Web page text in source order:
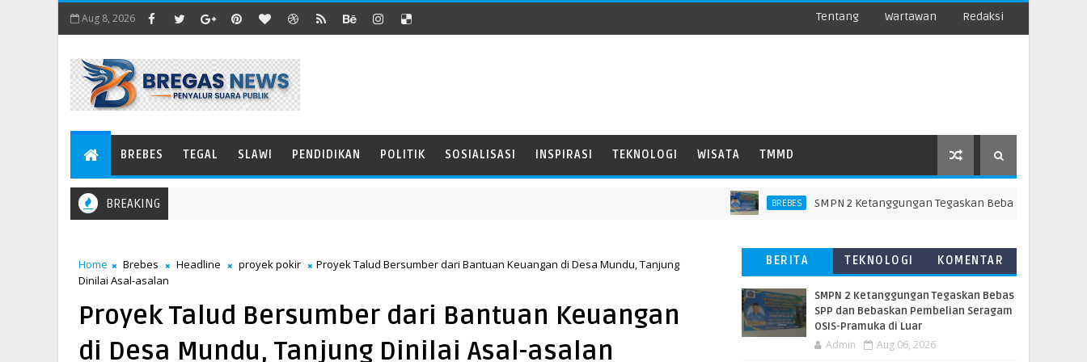
Aug 8, 2026 Tentang Wartawan Redaksi
BREBES TEGAL SLAWI PENDIDIKAN POLITIK SOSIALISASI INSPIRASI TEKNOLOGI WISATA TMMD
BREAKING BREBES SMPN 2 Ketanggungan Tegaskan Bebas SPP dan
Home Brebes Headline proyek pokir
Proyek Talud Bersumber dari Bantuan Keuangan di Desa Mundu, Tanjung
Dinilai Asal-asalan
Proyek Talud Bersumber dari Bantuan Keuangan
di Desa Mundu, Tanjung Dinilai Asal-asalan
BERITA
TERBARU
TEKNOLOGI
KOMENTAR
SMPN 2 Ketanggungan Tegaskan Bebas
SPP dan Bebaskan Pembelian Seragam
OSIS-Pramuka di Luar
Admin Aug 06, 2026